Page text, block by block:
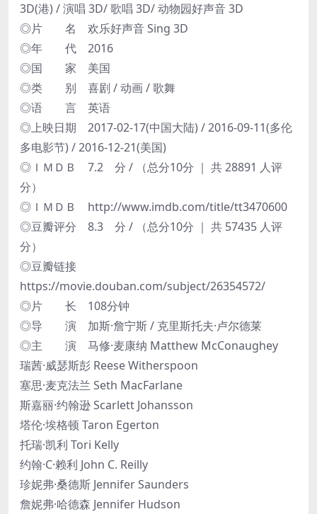
3D(港) / 演唱 3D/ 歌唱 3D/ 动物园好声音 3D
◎片 名 欢乐好声音 Sing 3D
◎年 代 2016
◎国 家 美国
◎类 别 喜剧 / 动画 / 歌舞
◎语 言 英语
◎上映日期 2017-02-17(中国大陆) / 2016-09-11(多伦
多电影节) / 2016-12-21(美国)
◎ＩＭＤＢ 7.2 分 / （总分10分 ｜ 共 28891 人评
分）
◎ＩＭＤＢ http://www.imdb.com/title/tt3470600
◎豆瓣评分 8.3 分 / （总分10分 ｜ 共 57435 人评
分）
◎豆瓣链接
https://movie.douban.com/subject/26354572/
◎片 长 108分钟
◎导 演 加斯·詹宁斯 / 克里斯托夫·卢尔德莱
◎主 演 马修·麦康纳 Matthew McConaughey
瑞茜·威瑟斯彭 Reese Witherspoon
塞思·麦克法兰 Seth MacFarlane
斯嘉丽·约翰逊 Scarlett Johansson
塔伦·埃格顿 Taron Egerton
托瑞·凯利 Tori Kelly
约翰·C·赖利 John C. Reilly
珍妮弗·桑德斯 Jennifer Saunders
詹妮弗·哈德森 Jennifer Hudson